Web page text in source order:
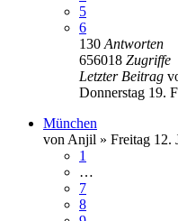
5
6
130 Antworten
656018 Zugriffe
Letzter Beitrag
Donnerstag 19.
München
von Anjil » Freitag 12.
1
…
7
8